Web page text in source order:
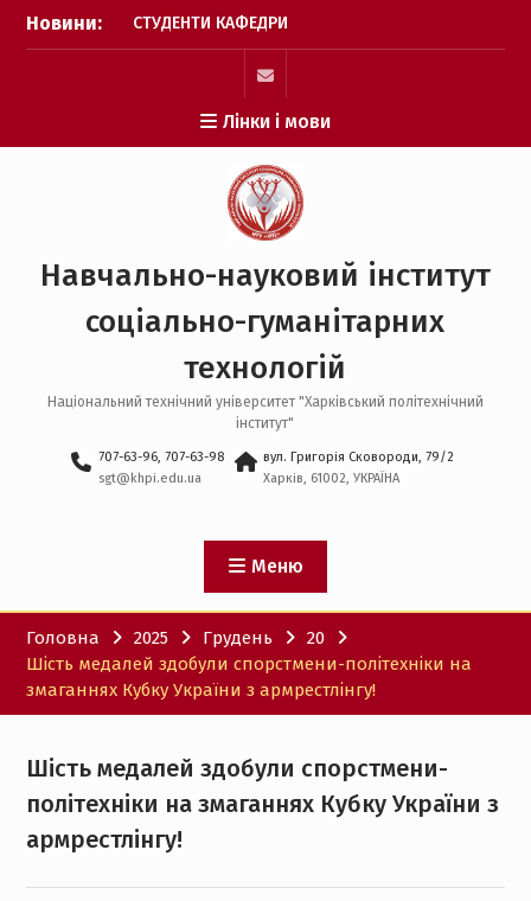
Перейти
Новини:
СТУДЕНТИ КАФЕДРИ
СОЦІОЛОГІЇ І ПУБЛІЧНОГО
УПРАВЛІННЯ ПРИЙНЯЛИ
АКТИВНУ УЧАСТЬ У
ПРИСВЯЧЕНИХ 30-ТІЙ
РІЧНИЦІ З ДНЯ УХВАЛЕННЯ
КОНСТИТУЦІЇ УКРАЇНИ
Викладач кафедри
фізичного виховання
здобуває три золоті
медалі на Чемпіонаті
Світу з гирьового спорту!
ППУСС НА
ВСЕУКРАЇНСЬКОМУ РІВНІ
mail
Лінки і мови
Навчально-науковий інститут
соціально-гуманітарних
технологій
Національний технічний університет "Харківський політехнічний
інститут"
707-63-96, 707-63-98
sgt@khpi.edu.ua
вул. Григорія Сковороди, 79/2
Харків, 61002, УКРАЇНА
Меню
Головна 2025 Грудень
20
Шість медалей здобули спорстмени-політехніки на
змаганнях Кубку України з армрестлінгу!
Шість медалей здобули спорстмени-
політехніки на змаганнях Кубку України з
армрестлінгу!